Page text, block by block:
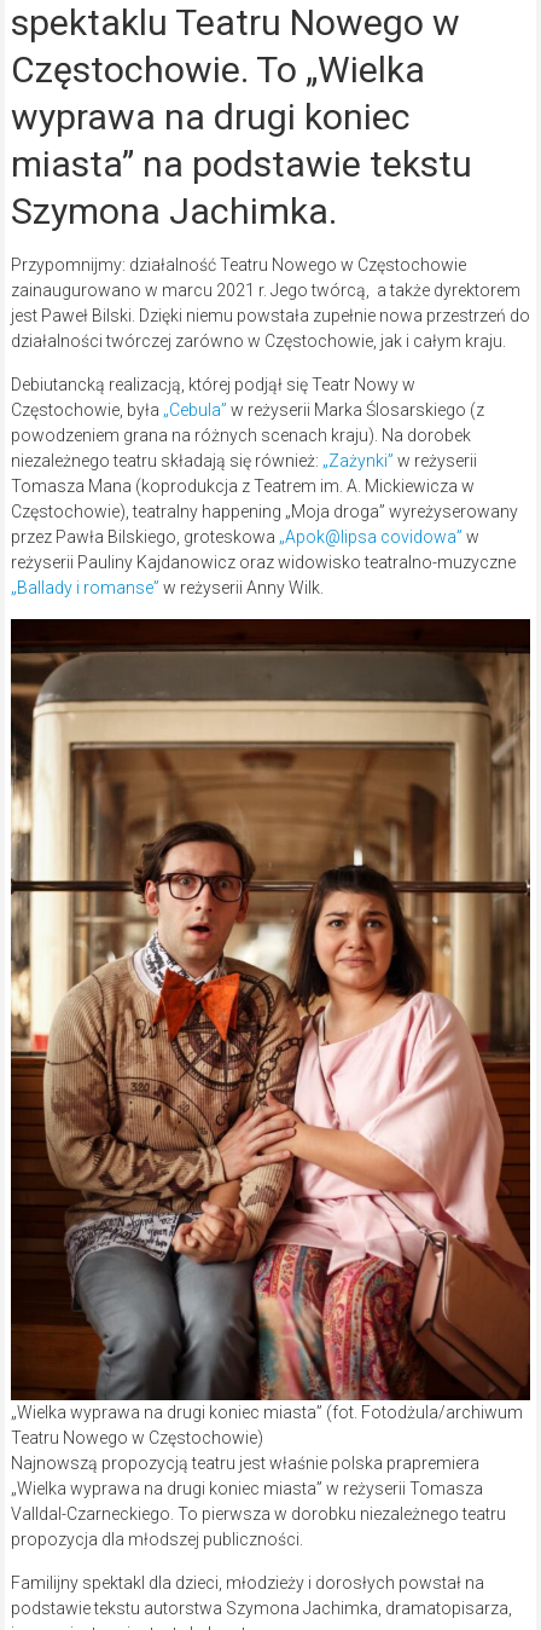
spektaklu Teatru Nowego w
Częstochowie. To „Wielka
wyprawa na drugi koniec
miasta” na podstawie tekstu
Szymona Jachimka.
Przypomnijmy: działalność Teatru Nowego w Częstochowie
zainaugurowano w marcu 2021 r. Jego twórcą, a także dyrektorem
jest Paweł Bilski. Dzięki niemu powstała zupełnie nowa przestrzeń do
działalności twórczej zarówno w Częstochowie, jak i całym kraju.
Debiutancką realizacją, której podjął się Teatr Nowy w
Częstochowie, była „Cebula” w reżyserii Marka Ślosarskiego (z
powodzeniem grana na różnych scenach kraju). Na dorobek
niezależnego teatru składają się również: „Zażynki” w reżyserii
Tomasza Mana (koprodukcja z Teatrem im. A. Mickiewicza w
Częstochowie), teatralny happening „Moja droga” wyreżyserowany
przez Pawła Bilskiego, groteskowa „Apok@lipsa covidowa” w
reżyserii Pauliny Kajdanowicz oraz widowisko teatralno-muzyczne
„Ballady i romanse” w reżyserii Anny Wilk.
„Wielka wyprawa na drugi koniec miasta” (fot. Fotodżula/archiwum
Teatru Nowego w Częstochowie)
Najnowszą propozycją teatru jest właśnie polska prapremiera
„Wielka wyprawa na drugi koniec miasta” w reżyserii Tomasza
Valldal-Czarneckiego. To pierwsza w dorobku niezależnego teatru
propozycja dla młodszej publiczności.
Familijny spektakl dla dzieci, młodzieży i dorosłych powstał na
podstawie tekstu autorstwa Szymona Jachimka, dramatopisarza,